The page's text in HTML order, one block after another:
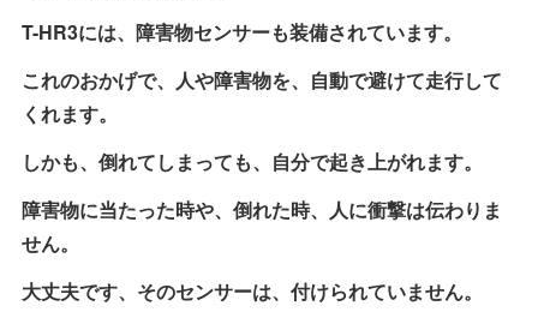
T-HR3には、障害物センサーも装備されています。
これのおかげで、人や障害物を、自動で避けて走行して
くれます。
しかも、倒れてしまっても、自分で起き上がれます。
障害物に当たった時や、倒れた時、人に衝撃は伝わりま
せん。
大丈夫です、そのセンサーは、付けられていません。